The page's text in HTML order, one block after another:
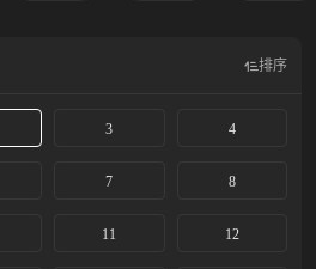
排序
3 4
7 8
11 12